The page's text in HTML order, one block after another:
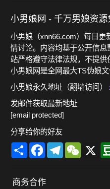
小男娘网 - 千万男娘资源
小男娘（xnn66.com）每日更
情讨论。内容均基于公开信
站严格遵守法律法规，不提供
小男娘网是全网最大TS伪娘
小男娘永久地址（翻墙访问）
发邮件获取最新地址
[email protected]
分享给你的好友
Share FacebookTelegramWeChat
X
商务合作